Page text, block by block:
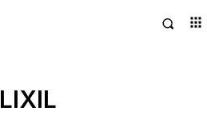
LIXIL